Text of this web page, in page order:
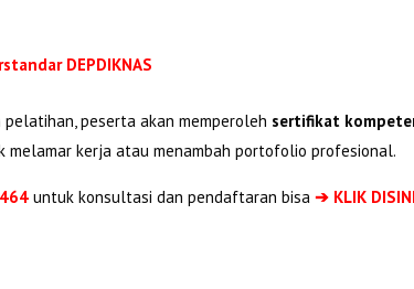
DEPDIKNAS
peserta akan memperoleh sertifikat
melamar kerja atau menambah portofolio profesional.
untuk konsultasi dan pendaftaran bisa ➔ KLIK DISINI